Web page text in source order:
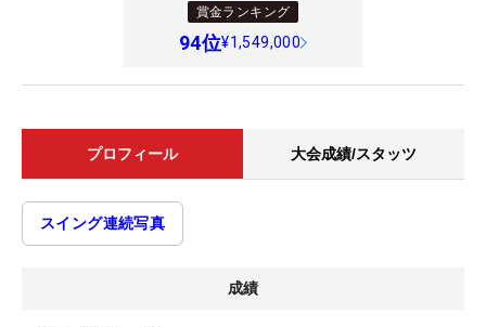
賞金ランキング
94位¥1,549,000
プロフィール 大会成績/スタッツ
スイング連続写真
成績